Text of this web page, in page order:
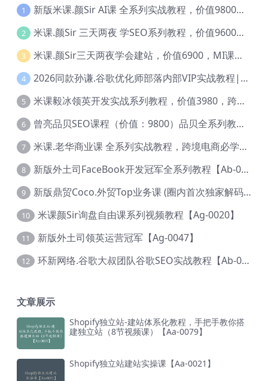
1 新版米课.颜Sir AI课 全系列实战教程，价值9800，跨境首选！【Ag-0052】
2 米课.颜Sir 三天两夜 学SEO系列教程，价值9600元，跨境人都在学 【Ag-0056】
3 米课.颜Sir三天两夜学会建站，价值6900，MI课甄选课程 【Ag-0055】
4 2026同款孙谦.谷歌优化师部落内部VIP实战教程|价值4999元全网独家解码（官方报名版本）【@034】
5 米课毅冰领英开发实战系列教程，价值3980，跨境必选【Ag-0049】
6 曾亮品贝SEO课程（价值：9800）品贝全系列教程 【Ab-0022】
7 米课.老华商业课 全系列实战教程，跨境电商必学，价值16900元【Ag-0053】
8 新版外土司FaceBook开发冠军全系列教程【Ab-0021】
9 新版鼎贸Coco.外贸Top业务课 (圈内首次独家解码|460节课)【Ag-0091】
10 米课颜Sir询盘自由课系列视频教程【Ag-0020】
11 新版外土司领英运营冠军【Ag-0047】
12 环新网络.谷歌大叔团队谷歌SEO实战教程【Ab-0024】
文章展示
Shopify独立站-建站体系化教程，手把手教你搭
建独立站（8节视频课）【Aa-0079】
Shopify独立站建站实操课【Aa-0021】